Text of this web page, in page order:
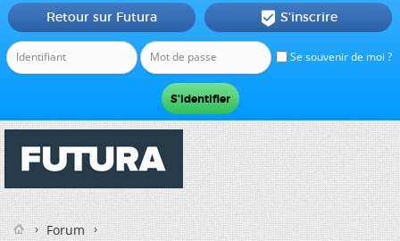
Se souvenir de moi ?
Retour sur Futura  S'inscrire
Forum